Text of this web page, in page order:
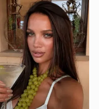
и йога: жена
Шевчук
10